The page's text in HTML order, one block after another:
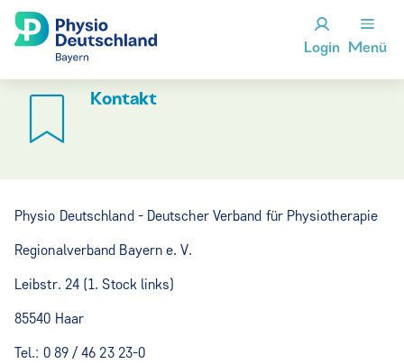
Login Menü
Kontakt
Physio Deutschland - Deutscher Verband für Physiotherapie
Regionalverband Bayern e. V.
Leibstr. 24 (1. Stock links)
85540 Haar
Tel.: 0 89 / 46 23 23-0